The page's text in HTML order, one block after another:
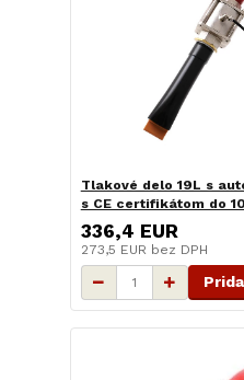
Tlakové delo 19L s
s CE certifikátom do
336,4 EUR
273,5 EUR bez DPH